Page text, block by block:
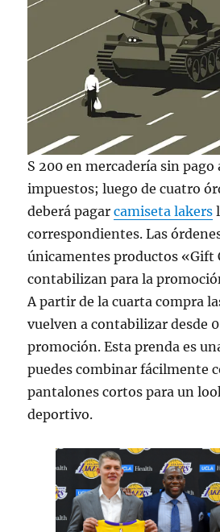
S 200 en mercadería sin pago
impuestos; luego de cuatro
deberá pagarcamiseta lakers
correspondientes. Las
únicamentes productos «Gift
contabilizan para la
A partir de la cuarta compra
vuelven a contabilizar desde
promoción. Esta prenda es
puedes combinar fácilmente
pantalones cortos para un
deportivo.